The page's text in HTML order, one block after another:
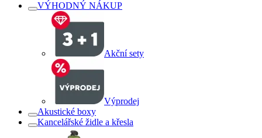
VÝHODNÝ NÁKUP
Akční sety
Výprodej
Akustické boxy
Kancelářské židle a křesla